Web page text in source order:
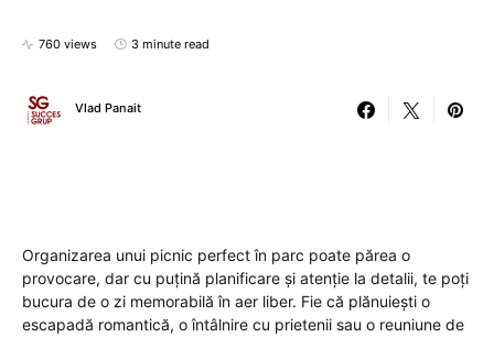
760 views 3 minute read
Vlad Panait
Organizarea unui picnic perfect în parc poate părea o
provocare, dar cu puțină planificare și atenție la detalii, te poți
bucura de o zi memorabilă în aer liber. Fie că plănuiești o
escapadă romantică, o întâlnire cu prietenii sau o reuniune de